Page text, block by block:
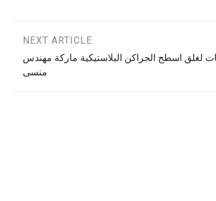
NEXT ARTICLE
لغلق اسطح الجراكن البلاستيكية ماركة مهندس
منسى